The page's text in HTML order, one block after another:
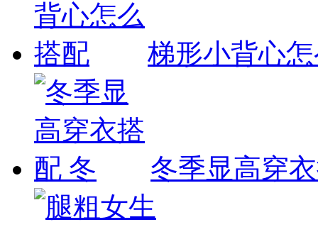
梯形小背心
冬季显高穿